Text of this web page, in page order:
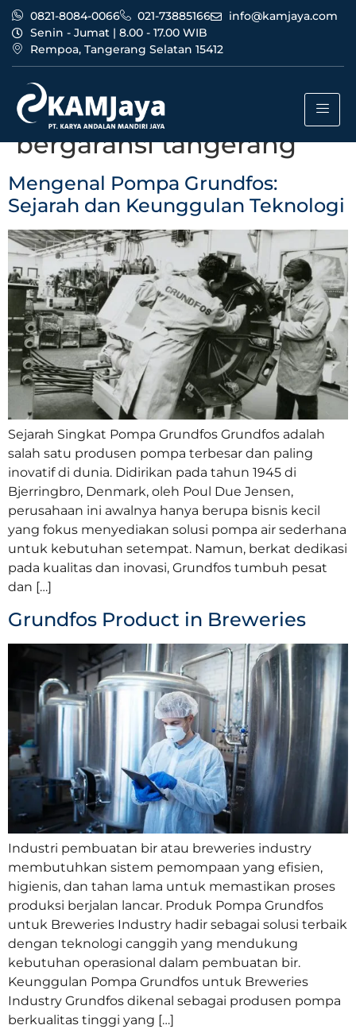
0821-8084-0066 021-73885166
info@kamjaya.com
Senin - Jumat | 8.00 - 17.00 WIB
Rempoa, Tangerang Selatan 15412
Tag:
grundfos bandung
bergaransi tangerang
Mengenal Pompa Grundfos:
Sejarah dan Keunggulan Teknologi
Sejarah Singkat Pompa Grundfos Grundfos adalah
salah satu produsen pompa terbesar dan paling
inovatif di dunia. Didirikan pada tahun 1945 di
Bjerringbro, Denmark, oleh Poul Due Jensen,
perusahaan ini awalnya hanya berupa bisnis kecil
yang fokus menyediakan solusi pompa air sederhana
untuk kebutuhan setempat. Namun, berkat dedikasi
pada kualitas dan inovasi, Grundfos tumbuh pesat
dan […]
Grundfos Product in Breweries
Industri pembuatan bir atau breweries industry
membutuhkan sistem pemompaan yang efisien,
higienis, dan tahan lama untuk memastikan proses
produksi berjalan lancar. Produk Pompa Grundfos
untuk Breweries Industry hadir sebagai solusi terbaik
dengan teknologi canggih yang mendukung
kebutuhan operasional dalam pembuatan bir.
Keunggulan Pompa Grundfos untuk Breweries
Industry Grundfos dikenal sebagai produsen pompa
berkualitas tinggi yang […]